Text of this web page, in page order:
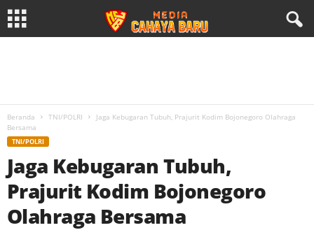
Beranda TNI/POLRI
Jaga Kebugaran Tubuh, Prajurit Kodim Bojonegoro Olahraga
Bersama
TNI/POLRI
Jaga Kebugaran Tubuh,
Prajurit Kodim Bojonegoro
Olahraga Bersama